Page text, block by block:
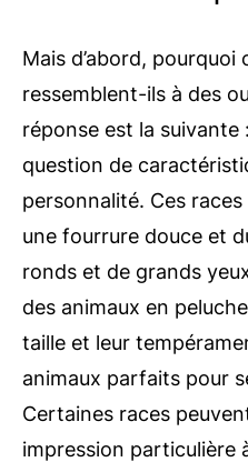
Mais d’abord,
ressemblent-ils à des
réponse est la suivante
question de
personnalité. Ces
une fourrure douce et
ronds et de grands
des animaux en
taille et leur
animaux parfaits pour
Certaines races
impression particulière